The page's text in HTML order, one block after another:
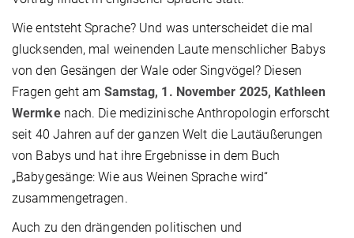
Wie entsteht Sprache? Und was unterscheidet die mal
glucksenden, mal weinenden Laute menschlicher Babys
von den Gesängen der Wale oder Singvögel? Diesen
Fragen geht am Samstag, 1. November 2025, Kathleen
Wermkenach. Die medizinische Anthropologin erforscht
seit 40 Jahren auf der ganzen Welt die Lautäußerungen
von Babys und hat ihre Ergebnisse in dem Buch
„Babygesänge: Wie aus Weinen Sprache wird“
zusammengetragen.
Auch zu den drängenden politischen und